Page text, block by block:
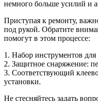
немного больше усилий и
Приступая к ремонту,
под рукой. Обратите
помогут в этом процессе:
1. Набор инструментов
2. Защитное снаряжение:
3. Соответствующий
установки.
Не стесняйтесь задать